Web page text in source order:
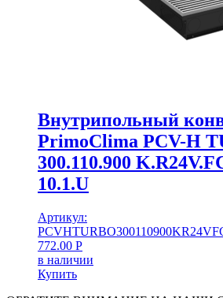
Внутрипольный
PrimoClima PCV-H
300.110.900
10.1.U
Артикул:
772.00 Р
в наличии
Купить